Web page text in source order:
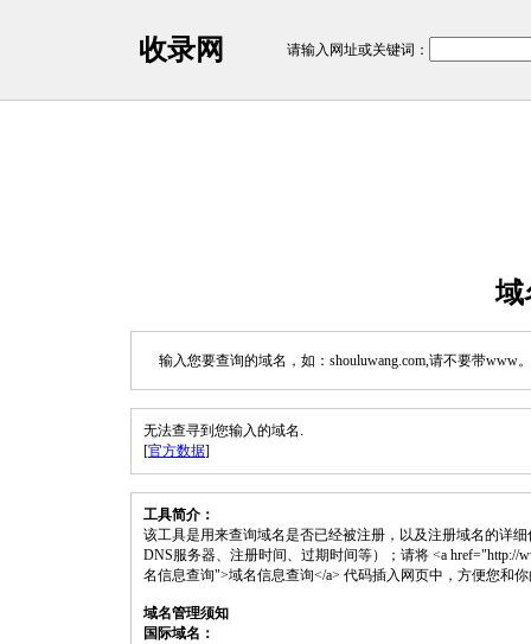
收录网 请输入网址或关键词：
域
输入您要查询的域名，如：shouluwang.com,请不要带www
无法查寻到您输入的域名.
[官方数据]
工具简介：
该工具是用来查询域名是否已经被注册，以及注册域名的详
DNS服务器、注册时间、过期时间等）；请将 <a href="http://
名信息查询">域名信息查询</a> 代码插入网页中，方便您和
域名管理须知
国际域名：